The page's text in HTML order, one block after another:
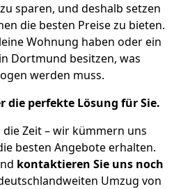
sparen, und deshalb setzen
die besten Preise zu bieten.
Wohnung haben oder ein
Dortmund besitzen, was
werden muss.
die perfekte Lösung für Sie.
die Zeit – wir kümmern uns
besten Angebote erhalten.
kontaktieren Sie uns noch
Umzug von